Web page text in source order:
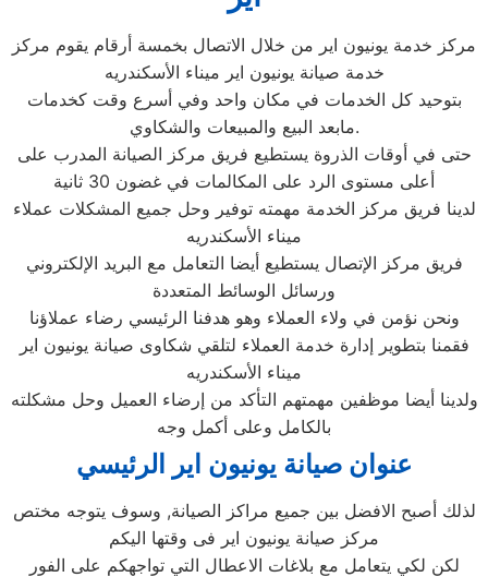
مركز خدمة يونيون اير من خلال الاتصال بخمسة أرقام يقوم مركز
خدمة صيانة يونيون اير ميناء الأسكندريه
بتوحيد كل الخدمات في مكان واحد وفي أسرع وقت كخدمات
مابعد البيع والمبيعات والشكاوي.
حتى في أوقات الذروة يستطيع فريق مركز الصيانة المدرب على
أعلى مستوى الرد على المكالمات في غضون 30 ثانية
لدينا فريق مركز الخدمة مهمته توفير وحل جميع المشكلات عملاء
ميناء الأسكندريه
فريق مركز الإتصال يستطيع أيضا التعامل مع البريد الإلكتروني
ورسائل الوسائط المتعددة
ونحن نؤمن في ولاء العملاء وهو هدفنا الرئيسي رضاء عملاؤنا
فقمنا بتطوير إدارة خدمة العملاء لتلقي شكاوى صيانة يونيون اير
ميناء الأسكندريه
ولدينا أيضا موظفين مهمتهم التأكد من إرضاء العميل وحل مشكلته
بالكامل وعلى أكمل وجه
عنوان صيانة يونيون اير الرئيسي
لذلك أصبح الافضل بين جميع مراكز الصيانة, وسوف يتوجه مختص
مركز صيانة يونيون اير فى وقتها اليكم
لكن لكي يتعامل مع بلاغات الاعطال التي تواجهكم على الفور